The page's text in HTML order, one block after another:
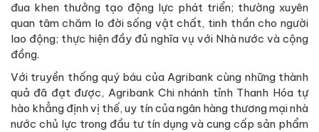
đua khen thưởng tạo động lực phát triển; thường xuyên
quan tâm chăm lo đời sống vật chất, tinh thần cho người
lao động; thực hiện đầy đủ nghĩa vụ với Nhà nước và cộng
đồng.
Với truyền thống quý báu của Agribank cùng những thành
quả đã đạt được, Agribank Chi nhánh tỉnh Thanh Hóa tự
hào khẳng định vị thế, uy tín của ngân hàng thương mại nhà
nước chủ lực trong đầu tư tín dụng và cung cấp sản phẩm